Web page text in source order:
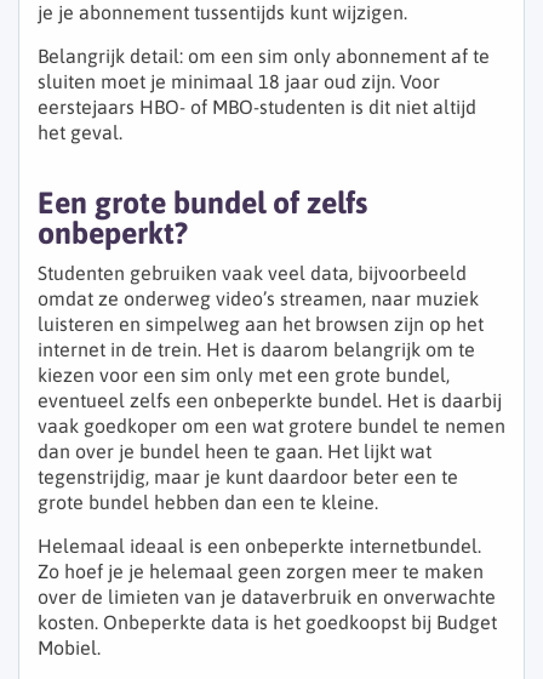
je je abonnement tussentijds kunt wijzigen.
Belangrijk detail: om een sim only abonnement af te
sluiten moet je minimaal 18 jaar oud zijn. Voor
eerstejaars HBO- of MBO-studenten is dit niet altijd
het geval.
Een grote bundel of zelfs
onbeperkt?
Studenten gebruiken vaak veel data, bijvoorbeeld
omdat ze onderweg video’s streamen, naar muziek
luisteren en simpelweg aan het browsen zijn op het
internet in de trein. Het is daarom belangrijk om te
kiezen voor een sim only met een grote bundel,
eventueel zelfs een onbeperkte bundel. Het is daarbij
vaak goedkoper om een wat grotere bundel te nemen
dan over je bundel heen te gaan. Het lijkt wat
tegenstrijdig, maar je kunt daardoor beter een te
grote bundel hebben dan een te kleine.
Helemaal ideaal is een onbeperkte internetbundel.
Zo hoef je je helemaal geen zorgen meer te maken
over de limieten van je dataverbruik en onverwachte
kosten. Onbeperkte data is het goedkoopst bij Budget
Mobiel.